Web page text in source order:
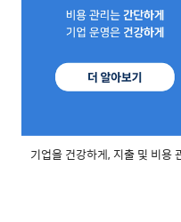
기업을 건강하게, 지출 및 비